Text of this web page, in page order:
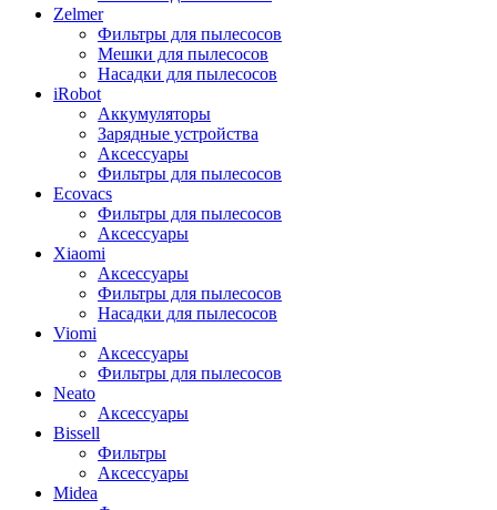
Zelmer
Фильтры для пылесосов
Мешки для пылесосов
Насадки для пылесосов
iRobot
Аккумуляторы
Зарядные устройства
Аксессуары
Фильтры для пылесосов
Ecovacs
Фильтры для пылесосов
Аксессуары
Xiaomi
Аксессуары
Фильтры для пылесосов
Насадки для пылесосов
Viomi
Аксессуары
Фильтры для пылесосов
Neato
Аксессуары
Bissell
Фильтры
Аксессуары
Midea